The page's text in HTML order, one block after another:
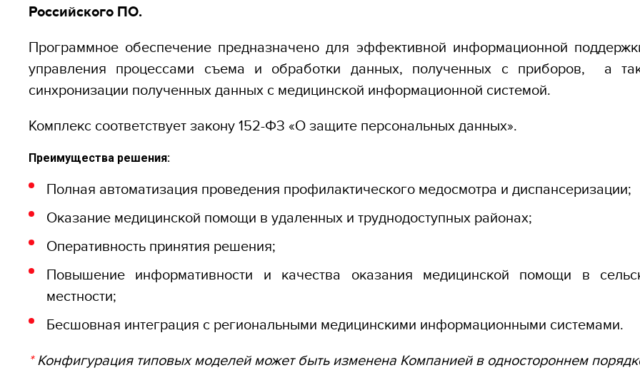
Российского ПО.
Программное обеспечение предназначено для эффективной информационной
управления процессами съема и обработки данных, полученных с приборов, а
синхронизации полученных данных с медицинской информационной системой.
Комплекс соответствует закону 152-ФЗ «О защите персональных данных».
Преимущества решения:
Полная автоматизация проведения профилактического медосмотра и диспансеризации;
Оказание медицинской помощи в удаленных и труднодоступных районах;
Оперативность принятия решения;
Повышение информативности и качества оказания медицинской помощи в
местности;
Бесшовная интеграция с региональными медицинскими информационными системами.
*Конфигурация типовых моделей может быть изменена Компанией в одностороннем